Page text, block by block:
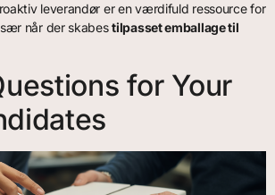
leverandør er en værdifuld ressource for
når der skabestilpasset emballage til
for Your